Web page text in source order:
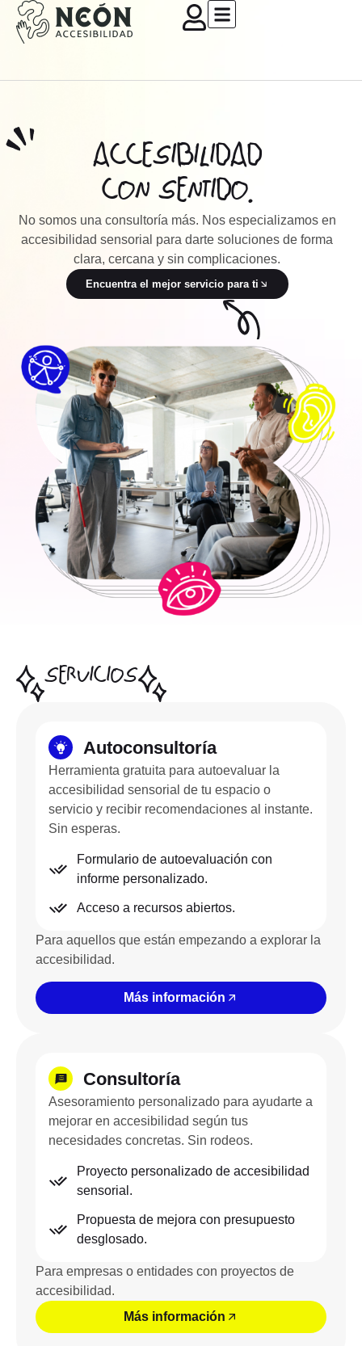
ACCESIBILIDAD
CON SENTIDO.
No somos una consultoría más. Nos especializamos en
accesibilidad sensorial para darte soluciones de forma
clara, cercana y sin complicaciones.
Encuentra el mejor servicio para ti
SERVICIOS
Autoconsultoría
Herramienta gratuita para autoevaluar la
accesibilidad sensorial de tu espacio o
servicio y recibir recomendaciones al instante.
Sin esperas.
Formulario de autoevaluación con
informe personalizado.
Acceso a recursos abiertos.
Para aquellos que están empezando a explorar la
accesibilidad.
Más información
Consultoría
Asesoramiento personalizado para ayudarte a
mejorar en accesibilidad según tus
necesidades concretas. Sin rodeos.
Proyecto personalizado de accesibilidad
sensorial.
Propuesta de mejora con presupuesto
desglosado.
Para empresas o entidades con proyectos de
accesibilidad.
Más información